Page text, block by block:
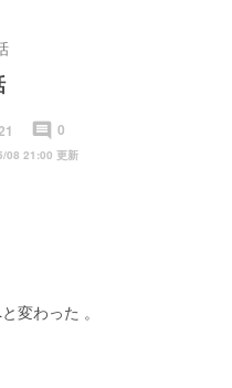
insert_comment 0
08 21:00 更新
変わった 。